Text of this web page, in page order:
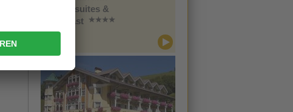
Gardensuites &
Breakfast
CIN +